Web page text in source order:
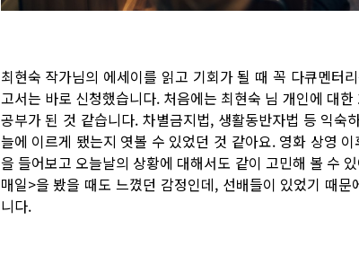
최현숙 작가님의 에세이를 읽고 기회가 될 때 꼭 다큐멘터
고서는 바로 신청했습니다. 처음에는 최현숙 님 개인에 대
공부가 된 것 같습니다. 차별금지법, 생활동반자법 등 익
늘에 이르게 됐는지 엿볼 수 있었던 것 같아요. 영화 상영
을 들어보고 오늘날의 상황에 대해서도 같이 고민해 볼 수
매일>을 봤을 때도 느꼈던 감정인데, 선배들이 있었기 때
니다.